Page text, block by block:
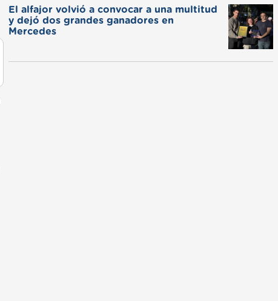
El alfajor volvió a convocar a una multitud
y dejó dos grandes ganadores en
Mercedes